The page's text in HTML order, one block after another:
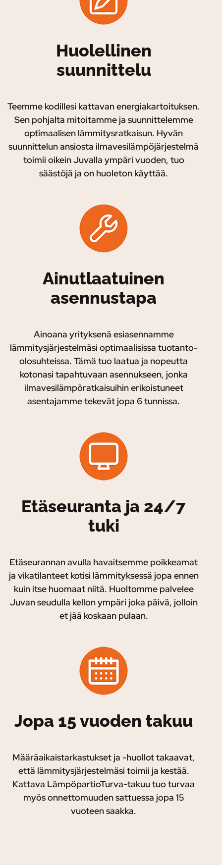
Huolellinen
suunnittelu
Teemme kodillesi kattavan energiakartoituksen.
Sen pohjalta mitoitamme ja suunnittelemme
optimaalisen lämmitysratkaisun. Hyvän
suunnittelun ansiosta ilmavesilämpöjärjestelmä
toimii oikein Juvalla ympäri vuoden, tuo
säästöjä ja on huoleton käyttää.
Ainutlaatuinen
asennustapa
Ainoana yrityksenä esiasennamme
lämmitysjärjestelmäsi optimaalisissa tuotanto-
olosuhteissa. Tämä tuo laatua ja nopeutta
kotonasi tapahtuvaan asennukseen, jonka
ilmavesilämpöratkaisuihin erikoistuneet
asentajamme tekevät jopa 6 tunnissa.
Etäseuranta ja 24/7
tuki
Etäseurannan avulla havaitsemme poikkeamat
ja vikatilanteet kotisi lämmityksessä jopa ennen
kuin itse huomaat niitä. Huoltomme palvelee
Juvan seudulla kellon ympäri joka päivä, jolloin
et jää koskaan pulaan.
Jopa 15 vuoden takuu
Määräaikaistarkastukset ja -huollot takaavat,
että lämmitysjärjestelmäsi toimii ja kestää.
Kattava LämpöpartioTurva-takuu tuo turvaa
myös onnettomuuden sattuessa jopa 15
vuoteen saakka.